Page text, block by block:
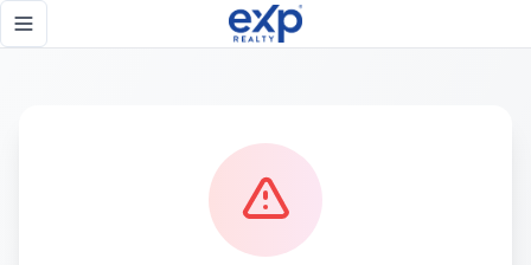
Toggle navigation menu
Página no encontrada - eXp Realty República Dominicana